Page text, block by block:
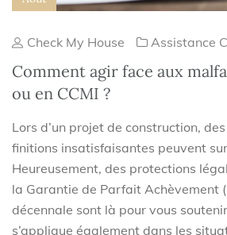
Check My House Assistance
Comment agir face aux
ou en CCMI ?
Lors d’un projet de construction,
finitions insatisfaisantes peuvent
Heureusement, des protections
la Garantie de Parfait Achèvement
décennale sont là pour vous
s’applique également dans les